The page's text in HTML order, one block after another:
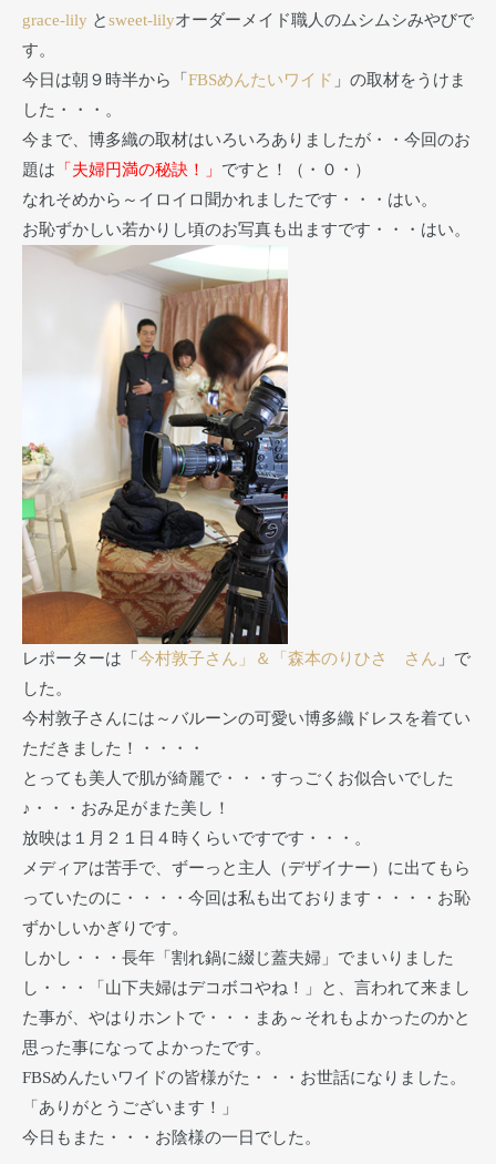
grace-lily とsweet-lilyオーダーメイド職人のムシムシみやびで
す。
今日は朝９時半から「FBSめんたいワイド 」の取材をうけま
した・・・。
今まで、博多織の取材はいろいろありましたが・・今回のお
題は 「夫婦円満の秘訣！」 ですと！（・０・）
なれそめから～イロイロ聞かれましたです・・・はい。
お恥ずかしい若かりし頃のお写真も出ますです・・・はい。
レポーターは「今村敦子さん」＆「森本のりひさ さん 」で
した。
今村敦子さんには～バルーンの可愛い博多織ドレスを着てい
ただきました！・・・・
とっても美人で肌が綺麗で・・・すっごくお似合いでした
♪・・・おみ足がまた美し！
放映は１月２１日４時くらいですです・・・。
メディアは苦手で、ずーっと主人（デザイナー）に出てもら
っていたのに・・・・今回は私も出ております・・・・お恥
ずかしいかぎりです。
しかし・・・長年「割れ鍋に綴じ蓋夫婦」でまいりました
し・・・「山下夫婦はデコボコやね！」と、言われて来まし
た事が、やはりホントで・・・まあ～それもよかったのかと
思った事になってよかったです。
FBSめんたいワイドの皆様がた・・・お世話になりました。
「ありがとうございます！」
今日もまた・・・お陰様の一日でした。